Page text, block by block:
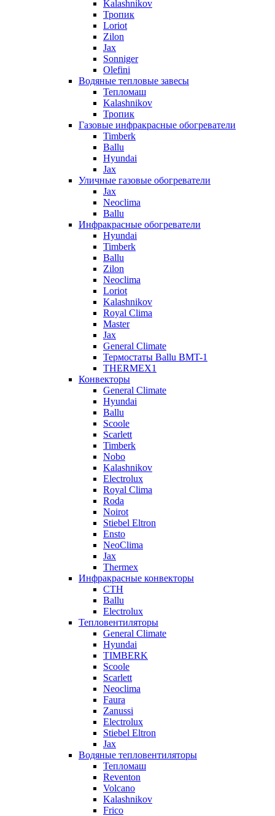
Kalashnikov
Тропик
Loriot
Zilon
Jax
Sonniger
Olefini
Водяные тепловые завесы
Тепломаш
Kalashnikov
Тропик
Газовые инфракрасные обогреватели
Timberk
Ballu
Hyundai
Jax
Уличные газовые обогреватели
Jax
Neoclima
Ballu
Инфракрасные обогреватели
Hyundai
Timberk
Ballu
Zilon
Neoclima
Loriot
Kalashnikov
Royal Clima
Master
Jax
General Climate
Термостаты Ballu BMT-1
THERMEX1
Конвекторы
General Climate
Hyundai
Ballu
Scoole
Scarlett
Timberk
Nobo
Kalashnikov
Electrolux
Royal Clima
Roda
Noirot
Stiebel Eltron
Ensto
NeoClima
Jax
Thermex
Инфракрасные конвекторы
CTH
Ballu
Electrolux
Тепловентиляторы
General Climate
Hyundai
TIMBERK
Scoole
Scarlett
Neoclima
Faura
Zanussi
Electrolux
Stiebel Eltron
Jax
Водяные тепловентиляторы
Тепломаш
Reventon
Volcano
Kalashnikov
Frico